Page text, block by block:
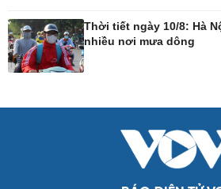
Ăn
Văn
Sân
Thời tiết ngày 10/8: Hà
nhiều nơi mưa dông